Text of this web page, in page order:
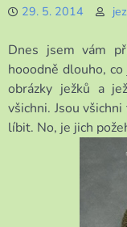
29. 5. 2014
Dnes jsem vám
hooodně dlouho,
obrázky ježků a
všichni. Jsou
líbit. No, je jich